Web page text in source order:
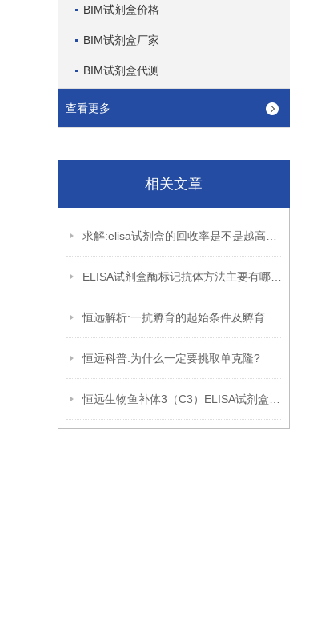
BIM试剂盒价格
BIM试剂盒厂家
BIM试剂盒代测
查看更多
相关文章
恒远科普:为什么一定要挑取单克隆?